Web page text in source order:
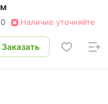
0 Наличие уточняйте
Заказать